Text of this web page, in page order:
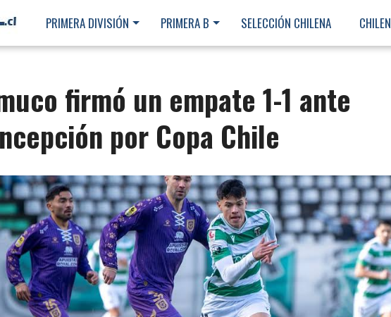
PRIMERA DIVISIÓN PRIMERA B SELECCIÓN CHILENA
firmó un empate 1-1 ante
por Copa Chile